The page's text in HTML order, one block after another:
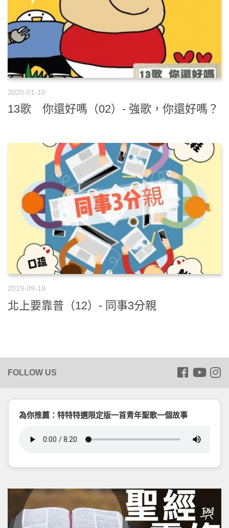
2020-01-10
13歌 你還好嗎（02）- 強歌，你還好嗎？
2019-09-19
北上要靠普（12）- 同事3分親
為你推薦：特特特選限定版一首青年聖歌一個故事